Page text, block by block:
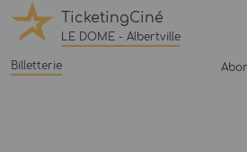
TicketingCiné
LE DOME - Albertville
Billetterie